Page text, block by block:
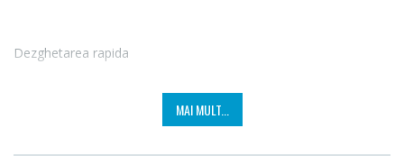
Dezghetarea rapida
Functia de dezghetare rapida, ajuta la dezghetarea rapida si
uniforma a alimentelor. Algoritmul sau automat de dezghetare
MAI MULT...